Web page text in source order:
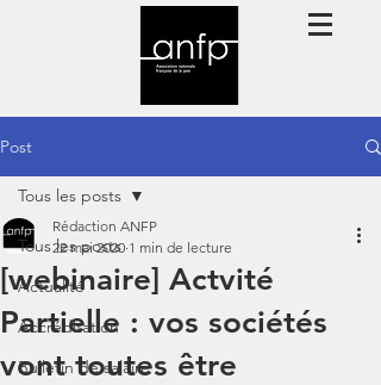
Post
Tous les posts
Actualité
Accréditation
Bulletin de salaire
Tous les posts
[webinaire] Actvité
Partielle : vos sociétés
vont toutes être
Rédaction ANFP
22 mai 2020 1 min de lecture